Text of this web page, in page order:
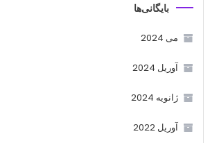
بایگانی‌ها
می 2024
آوریل 2024
ژانویه 2024
آوریل 2022